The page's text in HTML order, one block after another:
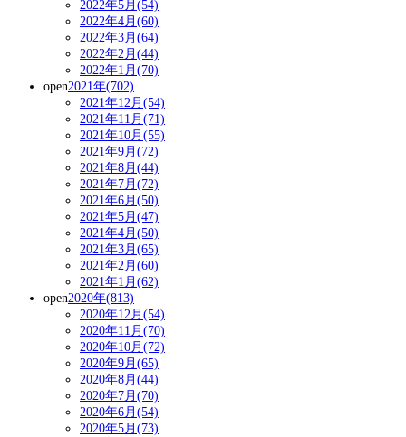
2022年5月(54)
2022年4月(60)
2022年3月(64)
2022年2月(44)
2022年1月(70)
open2021年(702)
2021年12月(54)
2021年11月(71)
2021年10月(55)
2021年9月(72)
2021年8月(44)
2021年7月(72)
2021年6月(50)
2021年5月(47)
2021年4月(50)
2021年3月(65)
2021年2月(60)
2021年1月(62)
open2020年(813)
2020年12月(54)
2020年11月(70)
2020年10月(72)
2020年9月(65)
2020年8月(44)
2020年7月(70)
2020年6月(54)
2020年5月(73)